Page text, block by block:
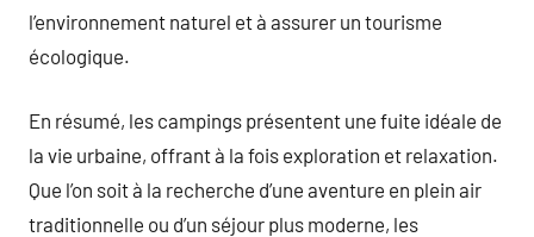
l’environnement naturel et à assurer un tourisme
écologique.
En résumé, les campings présentent une fuite idéale de
la vie urbaine, offrant à la fois exploration et relaxation.
Que l’on soit à la recherche d’une aventure en plein air
traditionnelle ou d’un séjour plus moderne, les